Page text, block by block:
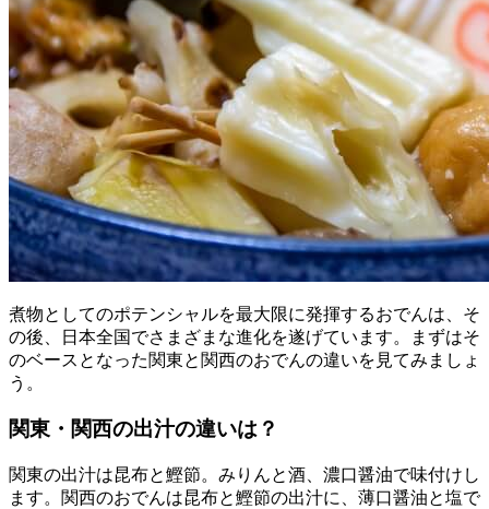
煮物としてのポテンシャルを最大限に発揮するおでんは、そ
の後、日本全国でさまざまな進化を遂げています。まずはそ
のベースとなった関東と関西のおでんの違いを見てみましょ
う。
関東・関西の出汁の違いは？
関東の出汁は昆布と鰹節。みりんと酒、濃口醤油で味付けし
ます。関西のおでんは昆布と鰹節の出汁に、薄口醤油と塩で